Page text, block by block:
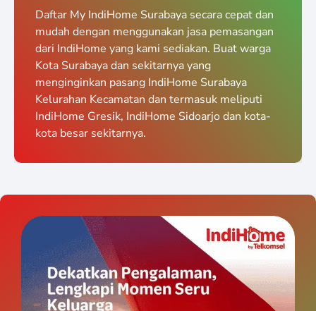
Daftar My IndiHome Surabaya secara cepat dan
mudah dengan menggunakan jasa pemasangan
dari IndiHome yang kami sediakan. Buat warga
Kota Surabaya dan sekitarnya yang
menginginkan pasang IndiHome Surabaya
Kelurahan Kecamatan dan termasuk meliputi
IndiHome Gresik, IndiHome Sidoarjo dan kota-
kota besar sekitarnya.